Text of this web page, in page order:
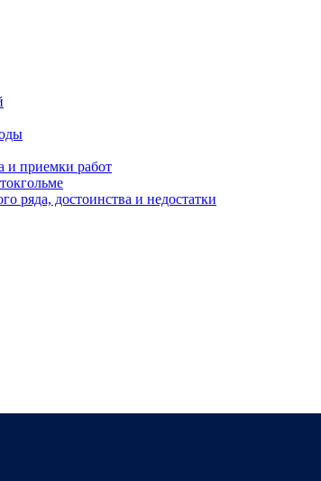
и приемки работ
ряда, достоинства и недостатки